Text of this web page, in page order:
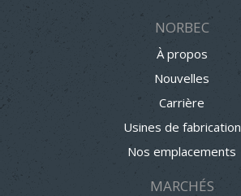
NORBEC
À propos
Nouvelles
Carrière
Usines de fabrication
Nos emplacements
MARCHÉS